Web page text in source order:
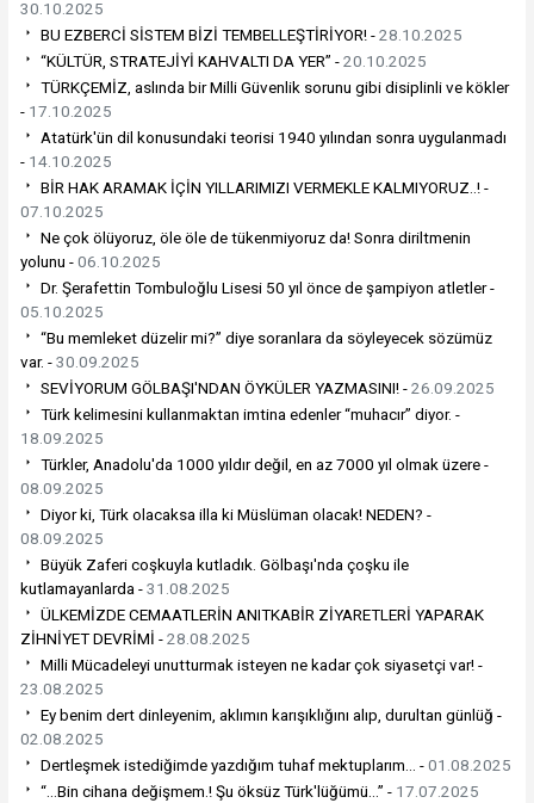
30.10.2025
BU EZBERCİ SİSTEM BİZİ TEMBELLEŞTİRİYOR! -28.10.2025
“KÜLTÜR, STRATEJİYİ KAHVALTI DA YER” -20.10.2025
TÜRKÇEMİZ, aslında bir Milli Güvenlik sorunu gibi disiplinli ve kökler
- 17.10.2025
Atatürk'ün dil konusundaki teorisi 1940 yılından sonra uygulanmadı
- 14.10.2025
BİR HAK ARAMAK İÇİN YILLARIMIZI VERMEKLE KALMIYORUZ..! -
07.10.2025
Ne çok ölüyoruz, öle öle de tükenmiyoruz da! Sonra diriltmenin
yolunu -06.10.2025
Dr. Şerafettin Tombuloğlu Lisesi 50 yıl önce de şampiyon atletler -
05.10.2025
“Bu memleket düzelir mi?” diye soranlara da söyleyecek sözümüz
var. -30.09.2025
SEVİYORUM GÖLBAŞI'NDAN ÖYKÜLER YAZMASINI! -26.09.2025
Türk kelimesini kullanmaktan imtina edenler “muhacır” diyor. -
18.09.2025
Türkler, Anadolu'da 1000 yıldır değil, en az 7000 yıl olmak üzere -
08.09.2025
Diyor ki, Türk olacaksa illa ki Müslüman olacak! NEDEN? -
08.09.2025
Büyük Zaferi coşkuyla kutladık. Gölbaşı'nda çoşku ile
kutlamayanlarda -31.08.2025
ÜLKEMİZDE CEMAATLERİN ANITKABİR ZİYARETLERİ YAPARAK
ZİHNİYET DEVRİMİ -28.08.2025
Milli Mücadeleyi unutturmak isteyen ne kadar çok siyasetçi var! -
23.08.2025
Ey benim dert dinleyenim, aklımın karışıklığını alıp, durultan günlüğ -
02.08.2025
Dertleşmek istediğimde yazdığım tuhaf mektuplarım... -01.08.2025
“…Bin cihana değişmem.! Şu öksüz Türk'lüğümü…” - 17.07.2025